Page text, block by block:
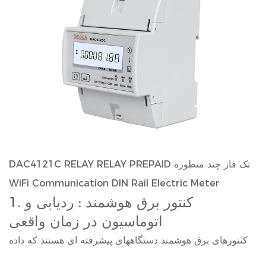
DAC4121C RELAY RELAY PREPAID تک فاز چند منظوره
WiFi Communication DIN Rail Electric Meter
1. کنتور برق هوشمند : ردیابی و
اتوماسیون در زمان واقعی
کنتورهای برق هوشمند دستگاههای پیشرفته ای هستند که داده